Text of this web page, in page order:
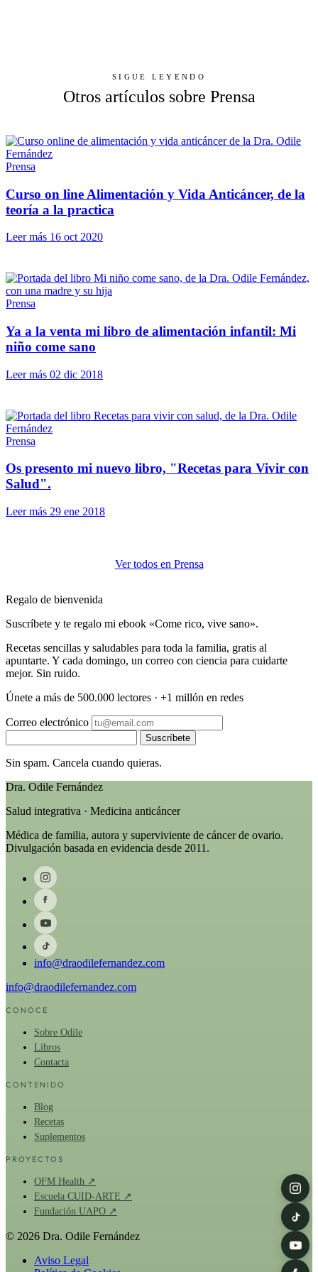
SIGUE LEYENDO
Otros artículos sobre Prensa
Prensa
Curso on line Alimentación y Vida Anticáncer, de la
teoría a la practica
Leer más 16 oct 2020
Prensa
Ya a la venta mi libro de alimentación infantil: Mi
niño come sano
Leer más 02 dic 2018
Prensa
Os presento mi nuevo libro, "Recetas para Vivir con
Salud".
Leer más 29 ene 2018
Ver todos en Prensa
Regalo de bienvenida
Suscríbete y te regalo mi ebook «Come rico, vive sano».
Recetas sencillas y saludables para toda la familia, gratis al
apuntarte. Y cada domingo, un correo con ciencia para cuidarte
mejor. Sin ruido.
Únete a más de 500.000 lectores · +1 millón en redes
Correo electrónico
Suscríbete
Sin spam. Cancela cuando quieras.
Dra. Odile Fernández
Salud integrativa · Medicina anticáncer
Médica de familia, autora y superviviente de cáncer de ovario.
Divulgación basada en evidencia desde 2011.
info@draodilefernandez.com
info@draodilefernandez.com
CONOCE
Sobre Odile
Libros
Contacta
CONTENIDO
Blog
Recetas
Suplementos
PROYECTOS
OFM Health ↗
Escuela CUID-ARTE ↗
Fundación UAPO ↗
© 2026 Dra. Odile Fernández
Aviso Legal